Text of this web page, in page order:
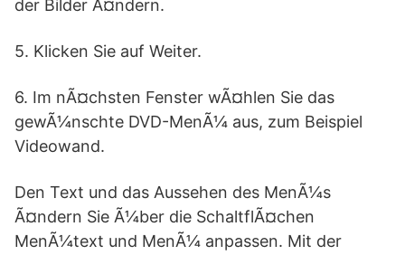
der Bilder Ã¤ndern.
5. Klicken Sie auf Weiter.
6. Im nÃ¤chsten Fenster wÃ¤hlen Sie das
gewÃ¼nschte DVD-MenÃ¼ aus, zum Beispiel
Videowand.
Den Text und das Aussehen des MenÃ¼s
Ã¤ndern Sie Ã¼ber die SchaltflÃ¤chen
MenÃ¼text und MenÃ¼ anpassen. Mit der